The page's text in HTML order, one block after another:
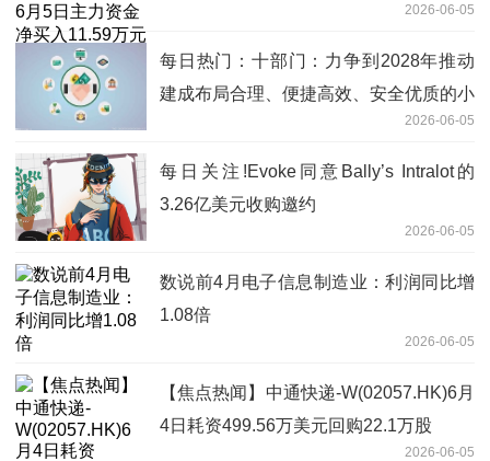
2026-06-05
每日热门：十部门：力争到2028年推动
建成布局合理、便捷高效、安全优质的小
2026-06-05
每日关注!Evoke同意Bally’s Intralot的
3.26亿美元收购邀约
2026-06-05
数说前4月电子信息制造业：利润同比增
1.08倍
2026-06-05
【焦点热闻】中通快递-W(02057.HK)6月
4日耗资499.56万美元回购22.1万股
2026-06-05